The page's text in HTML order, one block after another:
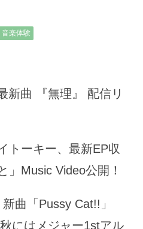
音楽体験
新曲 『無理』 配信リ
トーキー、最新EP収
」Music Video公開！
曲「Pussy Cat!!」
にはメジャー1stアル